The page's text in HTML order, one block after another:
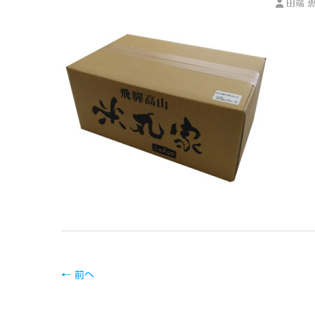
田端 恵
← 前へ